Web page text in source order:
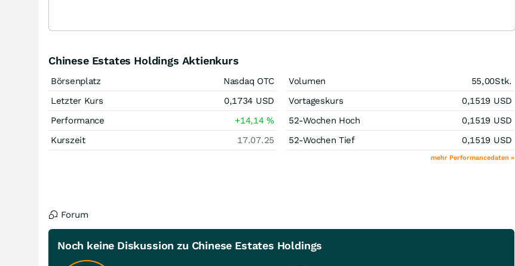
Chinese Estates Holdings Aktienkurs
Börsenplatz
Nasdaq OTC
Letzter Kurs
0,1734 USD
Performance
+14,14%
Kurszeit
17.07.25
Volumen 55,00Stk.
Vortageskurs
0,1519 USD
52-Wochen Hoch
0,1519 USD
52-Wochen Tief
0,1519 USD
mehr Performancedaten »
Forum
Noch keine Diskussion zu Chinese Estates Holdings